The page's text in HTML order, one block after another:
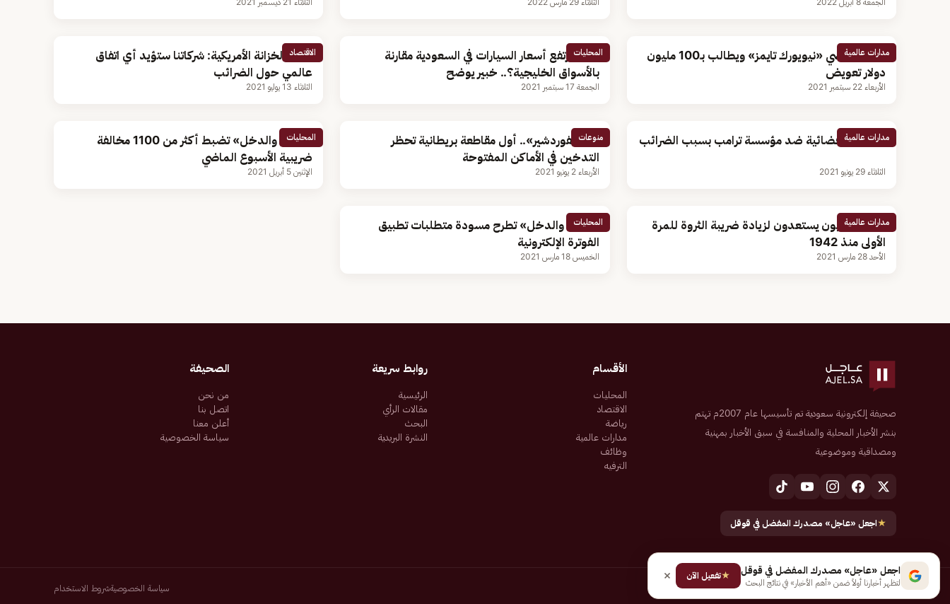
مدارات عالمية
ترامب يقاضي «نيويورك تايمز» ويطالب بـ100 مليون
دولار تعويض
الأربعاء 22 سبتمبر 2021
المحليات
لماذا ترتفع أسعار السيارات في السعودية مقارنة
بالأسواق الخليجية؟.. خبير يوضح
الجمعة 17 سبتمبر 2021
الاقتصاد
وزيرة الخزانة الأمريكية: شركاتنا ستؤيد أي اتفاق
عالمي حول الضرائب
الثلاثاء 13 يوليو 2021
مدارات عالمية
ملاحقات قضائية ضد مؤسسة ترامب بسبب الضرائب
الثلاثاء 29 يونيو 2021
منوعات
«أكسفوردشير».. أول مقاطعة بريطانية تحظر
التدخين في الأماكن المفتوحة
الأربعاء 2 يونيو 2021
المحليات
«الزكاة والدخل» تضبط أكثر من 1100 مخالفة
ضريبية الأسبوع الماضي
الإثنين 5 أبريل 2021
مدارات عالمية
الديمقراطيون يستعدون لزيادة ضريبة الثروة للمرة
الأولى منذ 1942
الأحد 28 مارس 2021
المحليات
«الزكاة والدخل» تطرح مسودة متطلبات تطبيق
الفوترة الإلكترونية
الخميس 18 مارس 2021
صحيفة إلكترونية سعودية تم تأسيسها عام 2007م تهتم
بنشر الأخبار المحلية والمنافسة في سبق الأخبار بمهنية
ومصداقية وموضوعية
★اجعل «عاجل» مصدرك المفضل في قوقل
الأقسام
المحليات
الاقتصاد
رياضة
مدارات عالمية
وظائف
الترفيه
روابط سريعة
الرئيسية
مقالات الرأي
البحث
النشرة البريدية
الصحيفة
من نحن
اتصل بنا
أعلن معنا
سياسة الخصوصية
جميع الحقوق محفوظة لـ شركة إيجاز للنشر الإلكتروني المالكة لصحيفة عاجل سياسة الخصوصيةشروط الاستخدام
اجعل «عاجل» مصدرك المفضل في قوقل
لتظهر أخبارنا أولاً ضمن «أهم الأخبار» في نتائج البحث
★تفعيل الآن